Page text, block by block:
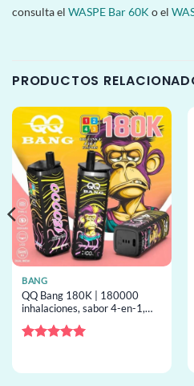
consulta el WASPE Bar 60K o el
PRODUCTOS
BANG
QQ Bang 180K | 180000
inhalaciones, sabor 4-en-1,
desechable al por mayor